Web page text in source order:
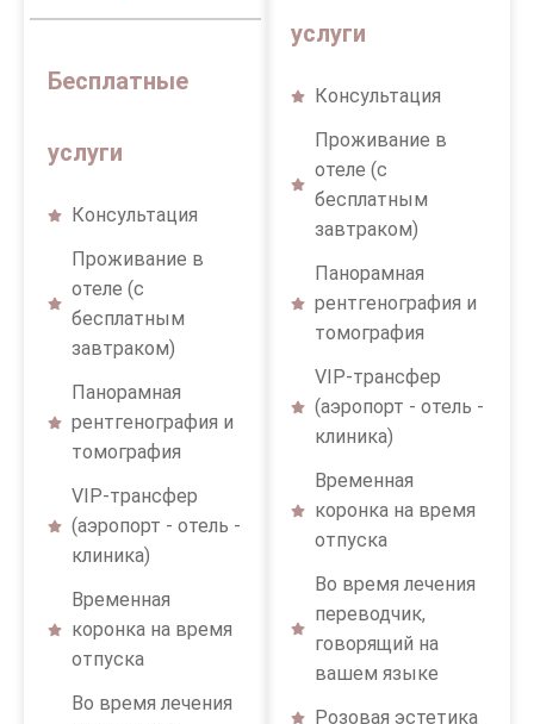
Бесплатные
услуги
Консультация
Проживание в
отеле (с
бесплатным
завтраком)
Панорамная
рентгенография и
томография
VIP-трансфер
(аэропорт - отель -
клиника)
Временная
коронка на время
отпуска
Во время лечения
услуги
Консультация
Проживание в
отеле (с
бесплатным
завтраком)
Панорамная
рентгенография и
томография
VIP-трансфер
(аэропорт - отель -
клиника)
Временная
коронка на время
отпуска
Во время лечения
переводчик,
говорящий на
вашем языке
Розовая эстетика